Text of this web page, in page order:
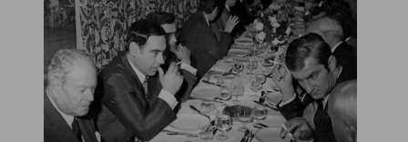
zwischen Portugal und Deutschland, und die
weiter gut.
1967 – Die Kammer übernimmt die Bezeichnung
Handelskammer und unterstreicht damit den
Industrie im Land.
Zwischen 1954 und 1973 steigt das deutsche